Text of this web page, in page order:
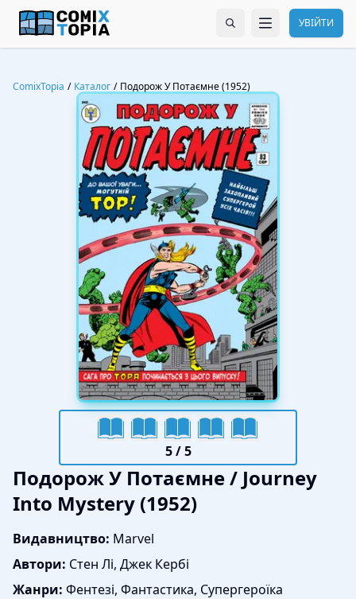
УВІЙТИ
ComixTopia / Каталог / Подорож У Потаємне (1952)
5/ 5
Подорож У Потаємне / Journey
Into Mystery (1952)
Видавництво: Marvel
Автори: Стен Лі, Джек Кербі
Жанри: Фентезі, Фантастика, Cупергероїка